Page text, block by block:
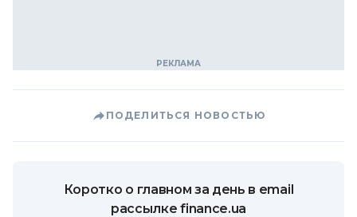
ПОДЕЛИТЬСЯ НОВОСТЬЮ
Коротко о главном за день в email
рассылке finance.ua